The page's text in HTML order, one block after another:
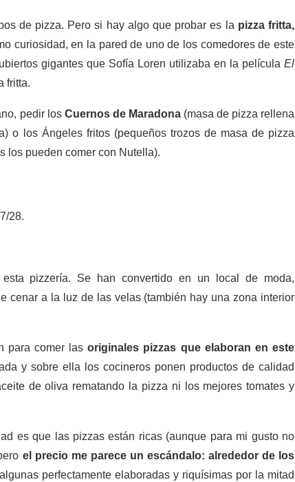
de pizza. Pero si hay algo que probar es la pizza fritta,
curiosidad, en la pared de uno de los comedores de este
gigantes que Sofía Loren utilizaba en la película El
fritta.
pedir los Cuernos de Maradona(masa de pizza rellena
o los Ángeles fritos (pequeños trozos de masa de pizza
los pueden comer con Nutella).
28.
pizzería. Se han convertido en un local de moda,
cenar a la luz de las velas (también hay una zona interior
para comer lasoriginales pizzas que elaboran en este
y sobre ella los cocineros ponen productos de calidad
de oliva rematando la pizza ni los mejores tomates y
es que las pizzas están ricas (aunque para mi gusto no
el precio me parece un escándalo: alrededor de los
perfectamente elaboradas y riquísimas por la mitad